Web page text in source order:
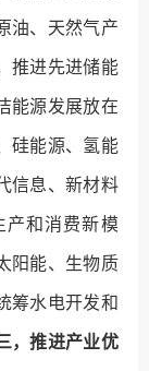
油、天然气产
推进先进储能
能源发展放在
硅能源、氢能
信息、新材料
产和消费新模
阳能、生物质
筹水电开发和
，推进产业优